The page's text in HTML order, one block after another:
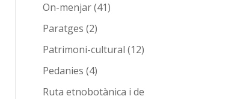
On-menjar(41)
Paratges (2)
Patrimoni-cultural (12)
Pedanies (4)
Ruta etnobotànica i de